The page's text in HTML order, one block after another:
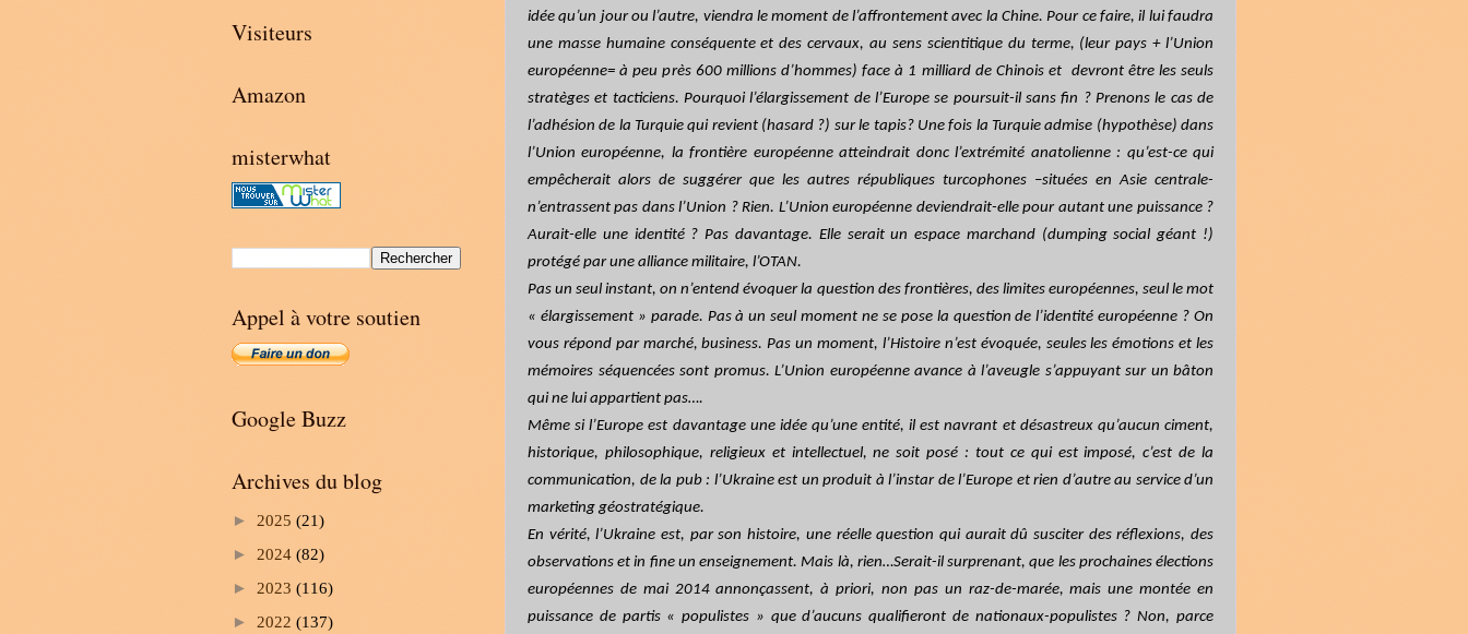
idée qu’un jour ou l’autre, viendra le moment de l’affrontement avec la Chine. Pour ce faire, il lui faudra
une masse humaine conséquente et des cervaux, au sens scientitique du terme, (leur pays + l’Union
européenne= à peu près 600 millions d’hommes) face à 1 milliard de Chinois et devront être les seuls
stratèges et tacticiens. Pourquoi l’élargissement de l’Europe se poursuit-il sans fin ? Prenons le cas de
l’adhésion de la Turquie qui revient (hasard ?) sur le tapis? Une fois la Turquie admise (hypothèse) dans
l’Union européenne, la frontière européenne atteindrait donc l’extrémité anatolienne : qu’est-ce qui
empêcherait alors de suggérer que les autres républiques turcophones –situées en Asie centrale-
n’entrassent pas dans l’Union ? Rien. L’Union européenne deviendrait-elle pour autant une puissance ?
Aurait-elle une identité ? Pas davantage. Elle serait un espace marchand (dumping social géant !)
protégé par une alliance militaire, l’OTAN.
Pas un seul instant, on n’entend évoquer la question des frontières, des limites européennes, seul le mot
« élargissement » parade. Pas à un seul moment ne se pose la question de l’identité européenne ? On
vous répond par marché, business. Pas un moment, l’Histoire n’est évoquée, seules les émotions et les
mémoires séquencées sont promus. L’Union européenne avance à l’aveugle s’appuyant sur un bâton
qui ne lui appartient pas….
Même si l’Europe est davantage une idée qu’une entité, il est navrant et désastreux qu’aucun ciment,
historique, philosophique, religieux et intellectuel, ne soit posé : tout ce qui est imposé, c’est de la
communication, de la pub : l’Ukraine est un produit à l’instar de l’Europe et rien d’autre au service d’un
marketing géostratégique.
En vérité,l’Ukraine est, par son histoire, une réelle question qui aurait dû susciter des réflexions, des
observations et in fine un enseignement. Mais là, rien…Serait-il surprenant, que les prochaines élections
européennes de mai 2014 annonçassent, à priori, non pas un raz-de-marée, mais une montée en
puissance de partis « populistes » que d’aucuns qualifieront de nationaux-populistes ? Non, parce
Visiteurs
Amazon
misterwhat
Appel à votre soutien
Google Buzz
Archives du blog
► 2025 (21)
► 2024 (82)
► 2023 (116)
► 2022 (137)